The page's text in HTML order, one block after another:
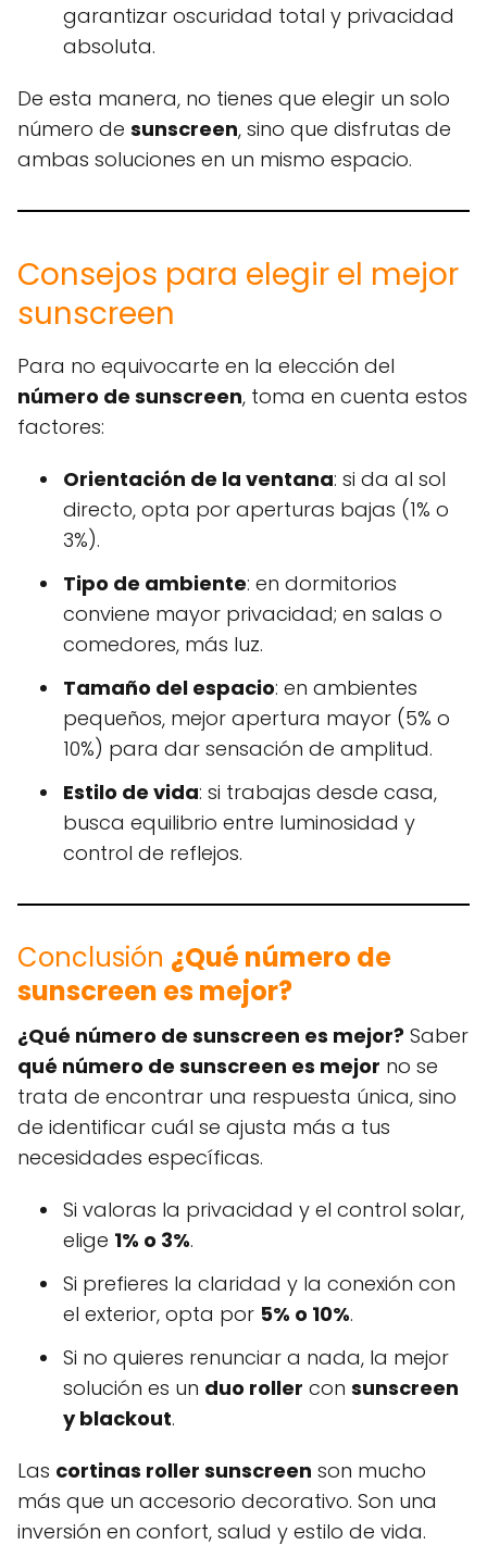
garantizar oscuridad total y privacidad
absoluta.
De esta manera, no tienes que elegir un solo
número de sunscreen, sino que disfrutas de
ambas soluciones en un mismo espacio.
Consejos para elegir el mejor
sunscreen
Para no equivocarte en la elección del
número de sunscreen, toma en cuenta estos
factores:
Orientación de la ventana: si da al sol
directo, opta por aperturas bajas (1% o
3%).
Tipo de ambiente: en dormitorios
conviene mayor privacidad; en salas o
comedores, más luz.
Tamaño del espacio: en ambientes
pequeños, mejor apertura mayor (5% o
10%) para dar sensación de amplitud.
Estilo de vida: si trabajas desde casa,
busca equilibrio entre luminosidad y
control de reflejos.
Conclusión ¿Qué número de
sunscreen es mejor?
¿Qué número de sunscreen es mejor? Saber
qué número de sunscreen es mejor no se
trata de encontrar una respuesta única, sino
de identificar cuál se ajusta más a tus
necesidades específicas.
Si valoras la privacidad y el control solar,
elige 1% o 3%.
Si prefieres la claridad y la conexión con
el exterior, opta por 5% o 10%.
Si no quieres renunciar a nada, la mejor
solución es un duo roller con sunscreen
y blackout.
Las cortinas roller sunscreen son mucho
más que un accesorio decorativo. Son una
inversión en confort, salud y estilo de vida.